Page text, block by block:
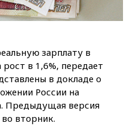
зарплату в
в 1,6%, передает
в докладе о
России на
Предыдущая версия
вторник.